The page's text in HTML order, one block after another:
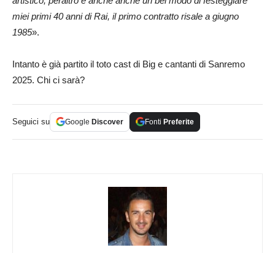
miei primi 40 anni di Rai, il primo contratto risale a giugno
1985».
Intanto è già partito il toto cast di Big e cantanti di Sanremo
2025. Chi ci sarà?
Seguici su Google Discover Fonti Preferite